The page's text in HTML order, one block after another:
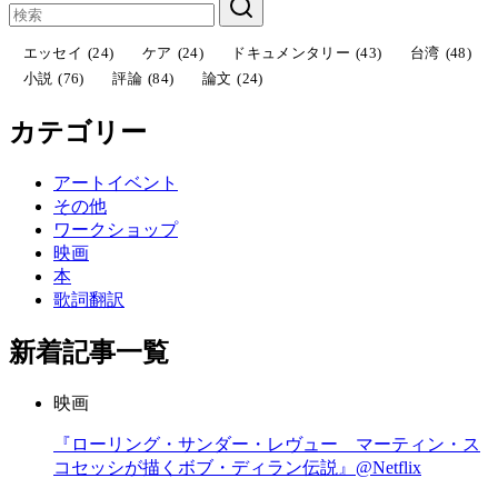
エッセイ (24) ケア (24) ドキュメンタリー (43) 台湾 (48)
小説 (76) 評論 (84) 論文 (24)
カテゴリー
アートイベント
その他
ワークショップ
映画
本
歌詞翻訳
新着記事一覧
映画
『ローリング・サンダー・レヴュー マーティン・ス
コセッシが描くボブ・ディラン伝説』@Netflix